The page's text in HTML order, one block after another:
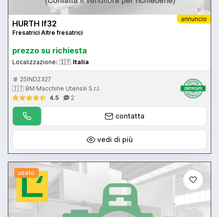
annuncio
HURTH lf32
Fresatrici Altre fresatrici
prezzo su richiesta
Localizzazione: 🇮🇹 Italia
25IND2327
🇮🇹 BM Macchine Utensili S.r.l.
4.5
2
contatta
vedi di più
usato